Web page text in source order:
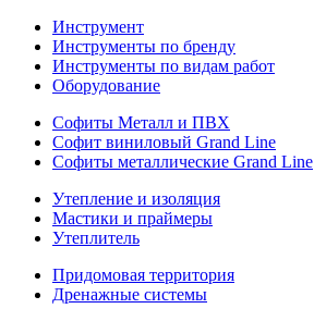
Инструмент
Инструменты по бренду
Инструменты по видам работ
Оборудование
Софиты Металл и ПВХ
Софит виниловый Grand Line
Софиты металлические Grand Line
Утепление и изоляция
Мастики и праймеры
Утеплитель
Придомовая территория
Дренажные системы